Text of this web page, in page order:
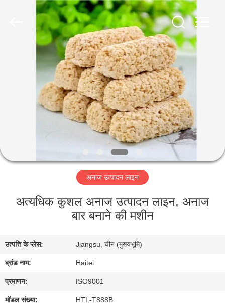
में
भ्रमण
नियंत्रण
संपर्क
करें
अनाज उत्पादन लाइन
अत्यधिक कुशल अनाज उत्पादन लाइन, अनाज
बार बनाने की मशीन
उत्पत्ति के प्लेस: Jiangsu, चीन (मुख्यभूमि)
ब्रांड नाम: Haitel
प्रमाणन: ISO9001
मॉडल संख्या: HTL-T888B